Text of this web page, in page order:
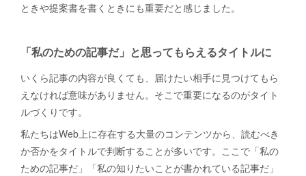
ときや提案書を書くときにも重要だと感じました。
「私のための記事だ」と思ってもらえるタイトルに
いくら記事の内容が良くても、届けたい相手に見つけてもら
えなければ意味がありません。そこで重要になるのがタイト
ルづくりです。
私たちはWeb上に存在する大量のコンテンツから、読むべき
か否かをタイトルで判断することが多いです。ここで「私の
ための記事だ」「私の知りたいことが書かれている記事だ」